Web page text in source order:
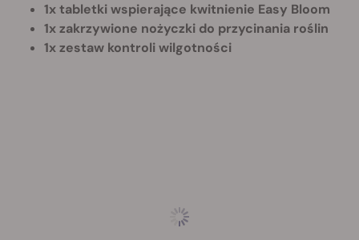
1x tabletki wspierające kwitnienie Easy Bloom
1x zakrzywione nożyczki do przycinania roślin
1x zestaw kontroli wilgotności